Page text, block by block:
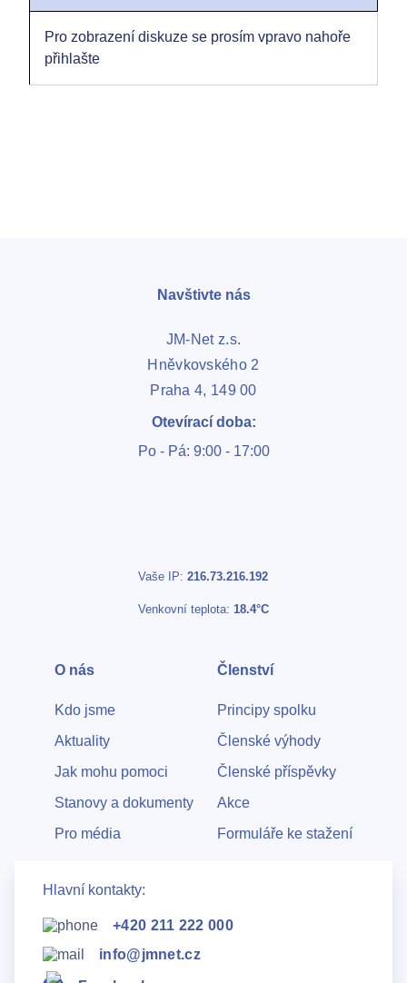
Pro zobrazení diskuze se prosím vpravo nahoře
přihlašte
Vaše IP: 216.73.216.192
Venkovní teplota: 18.4°C
Navštivte nás
JM-Net z.s.
Hněvkovského 2
Praha 4, 149 00
Otevírací doba:
Po - Pá: 9:00 - 17:00
O nás
Kdo jsme
Aktuality
Jak mohu pomoci
Stanovy a dokumenty
Pro média
Členství
Principy spolku
Členské výhody
Členské příspěvky
Akce
Formuláře ke stažení
Hlavní kontakty:
+420 211 222 000
info@jmnet.cz